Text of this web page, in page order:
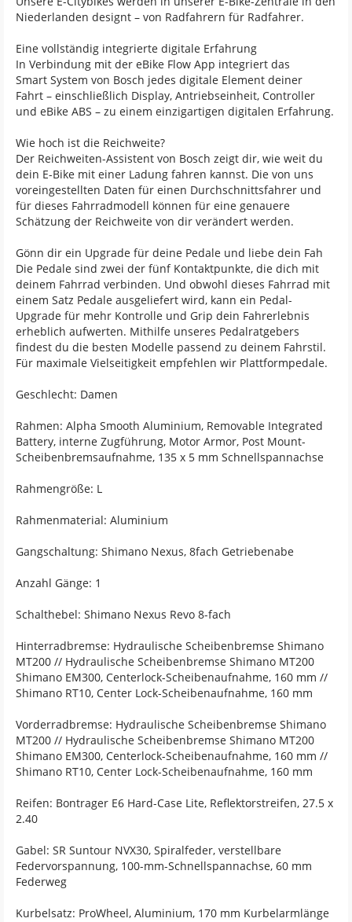
Niederlanden designt – von Radfahrern für Radfahrer.
Eine vollständig integrierte digitale Erfahrung
In Verbindung mit der eBike Flow App integriert das
Smart System von Bosch jedes digitale Element deiner
Fahrt – einschließlich Display, Antriebseinheit, Controller
und eBike ABS – zu einem einzigartigen digitalen Erfahrung.
Wie hoch ist die Reichweite?
Der Reichweiten-Assistent von Bosch zeigt dir, wie weit du
dein E-Bike mit einer Ladung fahren kannst. Die von uns
voreingestellten Daten für einen Durchschnittsfahrer und
für dieses Fahrradmodell können für eine genauere
Schätzung der Reichweite von dir verändert werden.
Gönn dir ein Upgrade für deine Pedale und liebe dein Fah
Die Pedale sind zwei der fünf Kontaktpunkte, die dich mit
deinem Fahrrad verbinden. Und obwohl dieses Fahrrad mit
einem Satz Pedale ausgeliefert wird, kann ein Pedal-
Upgrade für mehr Kontrolle und Grip dein Fahrerlebnis
erheblich aufwerten. Mithilfe unseres Pedalratgebers
findest du die besten Modelle passend zu deinem Fahrstil.
Für maximale Vielseitigkeit empfehlen wir Plattformpedale.
Geschlecht: Damen
Rahmen: Alpha Smooth Aluminium, Removable Integrated
Battery, interne Zugführung, Motor Armor, Post Mount-
Scheibenbremsaufnahme, 135 x 5 mm Schnellspannachse
Rahmengröße: L
Rahmenmaterial: Aluminium
Gangschaltung: Shimano Nexus, 8fach Getriebenabe
Anzahl Gänge: 1
Schalthebel: Shimano Nexus Revo 8-fach
Hinterradbremse: Hydraulische Scheibenbremse Shimano
MT200 // Hydraulische Scheibenbremse Shimano MT200
Shimano EM300, Centerlock-Scheibenaufnahme, 160 mm //
Shimano RT10, Center Lock-Scheibenaufnahme, 160 mm
Vorderradbremse: Hydraulische Scheibenbremse Shimano
MT200 // Hydraulische Scheibenbremse Shimano MT200
Shimano EM300, Centerlock-Scheibenaufnahme, 160 mm //
Shimano RT10, Center Lock-Scheibenaufnahme, 160 mm
Reifen: Bontrager E6 Hard-Case Lite, Reflektorstreifen, 27.5 x
2.40
Gabel: SR Suntour NVX30, Spiralfeder, verstellbare
Federvorspannung, 100-mm-Schnellspannachse, 60 mm
Federweg
Kurbelsatz: ProWheel, Aluminium, 170 mm Kurbelarmlänge